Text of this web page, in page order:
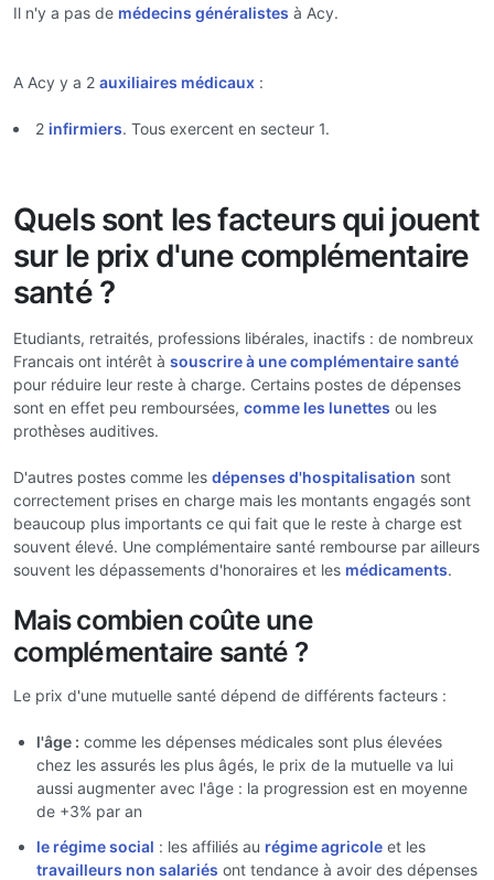
Il n'y a pas de médecins généralistes à Acy.
A Acy y a 2 auxiliaires médicaux :
2 infirmiers. Tous exercent en secteur 1.
Quels sont les facteurs qui jouent
sur le prix d'une complémentaire
santé ?
Etudiants, retraités, professions libérales, inactifs : de nombreux
Francais ont intérêt à souscrire à une complémentaire santé
pour réduire leur reste à charge. Certains postes de dépenses
sont en effet peu remboursées, comme les lunettes ou les
prothèses auditives.
D'autres postes comme les dépenses d'hospitalisation sont
correctement prises en charge mais les montants engagés sont
beaucoup plus importants ce qui fait que le reste à charge est
souvent élevé. Une complémentaire santé rembourse par ailleurs
souvent les dépassements d'honoraires et les médicaments.
Mais combien coûte une
complémentaire santé ?
Le prix d'une mutuelle santé dépend de différents facteurs :
l'âge : comme les dépenses médicales sont plus élevées
chez les assurés les plus âgés, le prix de la mutuelle va lui
aussi augmenter avec l'âge : la progression est en moyenne
de +3% par an
le régime social : les affiliés au régime agricole et les
travailleurs non salariés ont tendance à avoir des dépenses